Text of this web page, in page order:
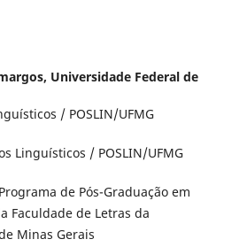
Universidade Federal de
/ POSLIN/UFMG
Linguísticos / POSLIN/UFMG
de Pós-Graduação em
Faculdade de Letras da
Minas Gerais